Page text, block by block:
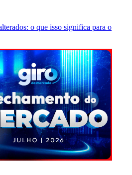
o que isso significa para o